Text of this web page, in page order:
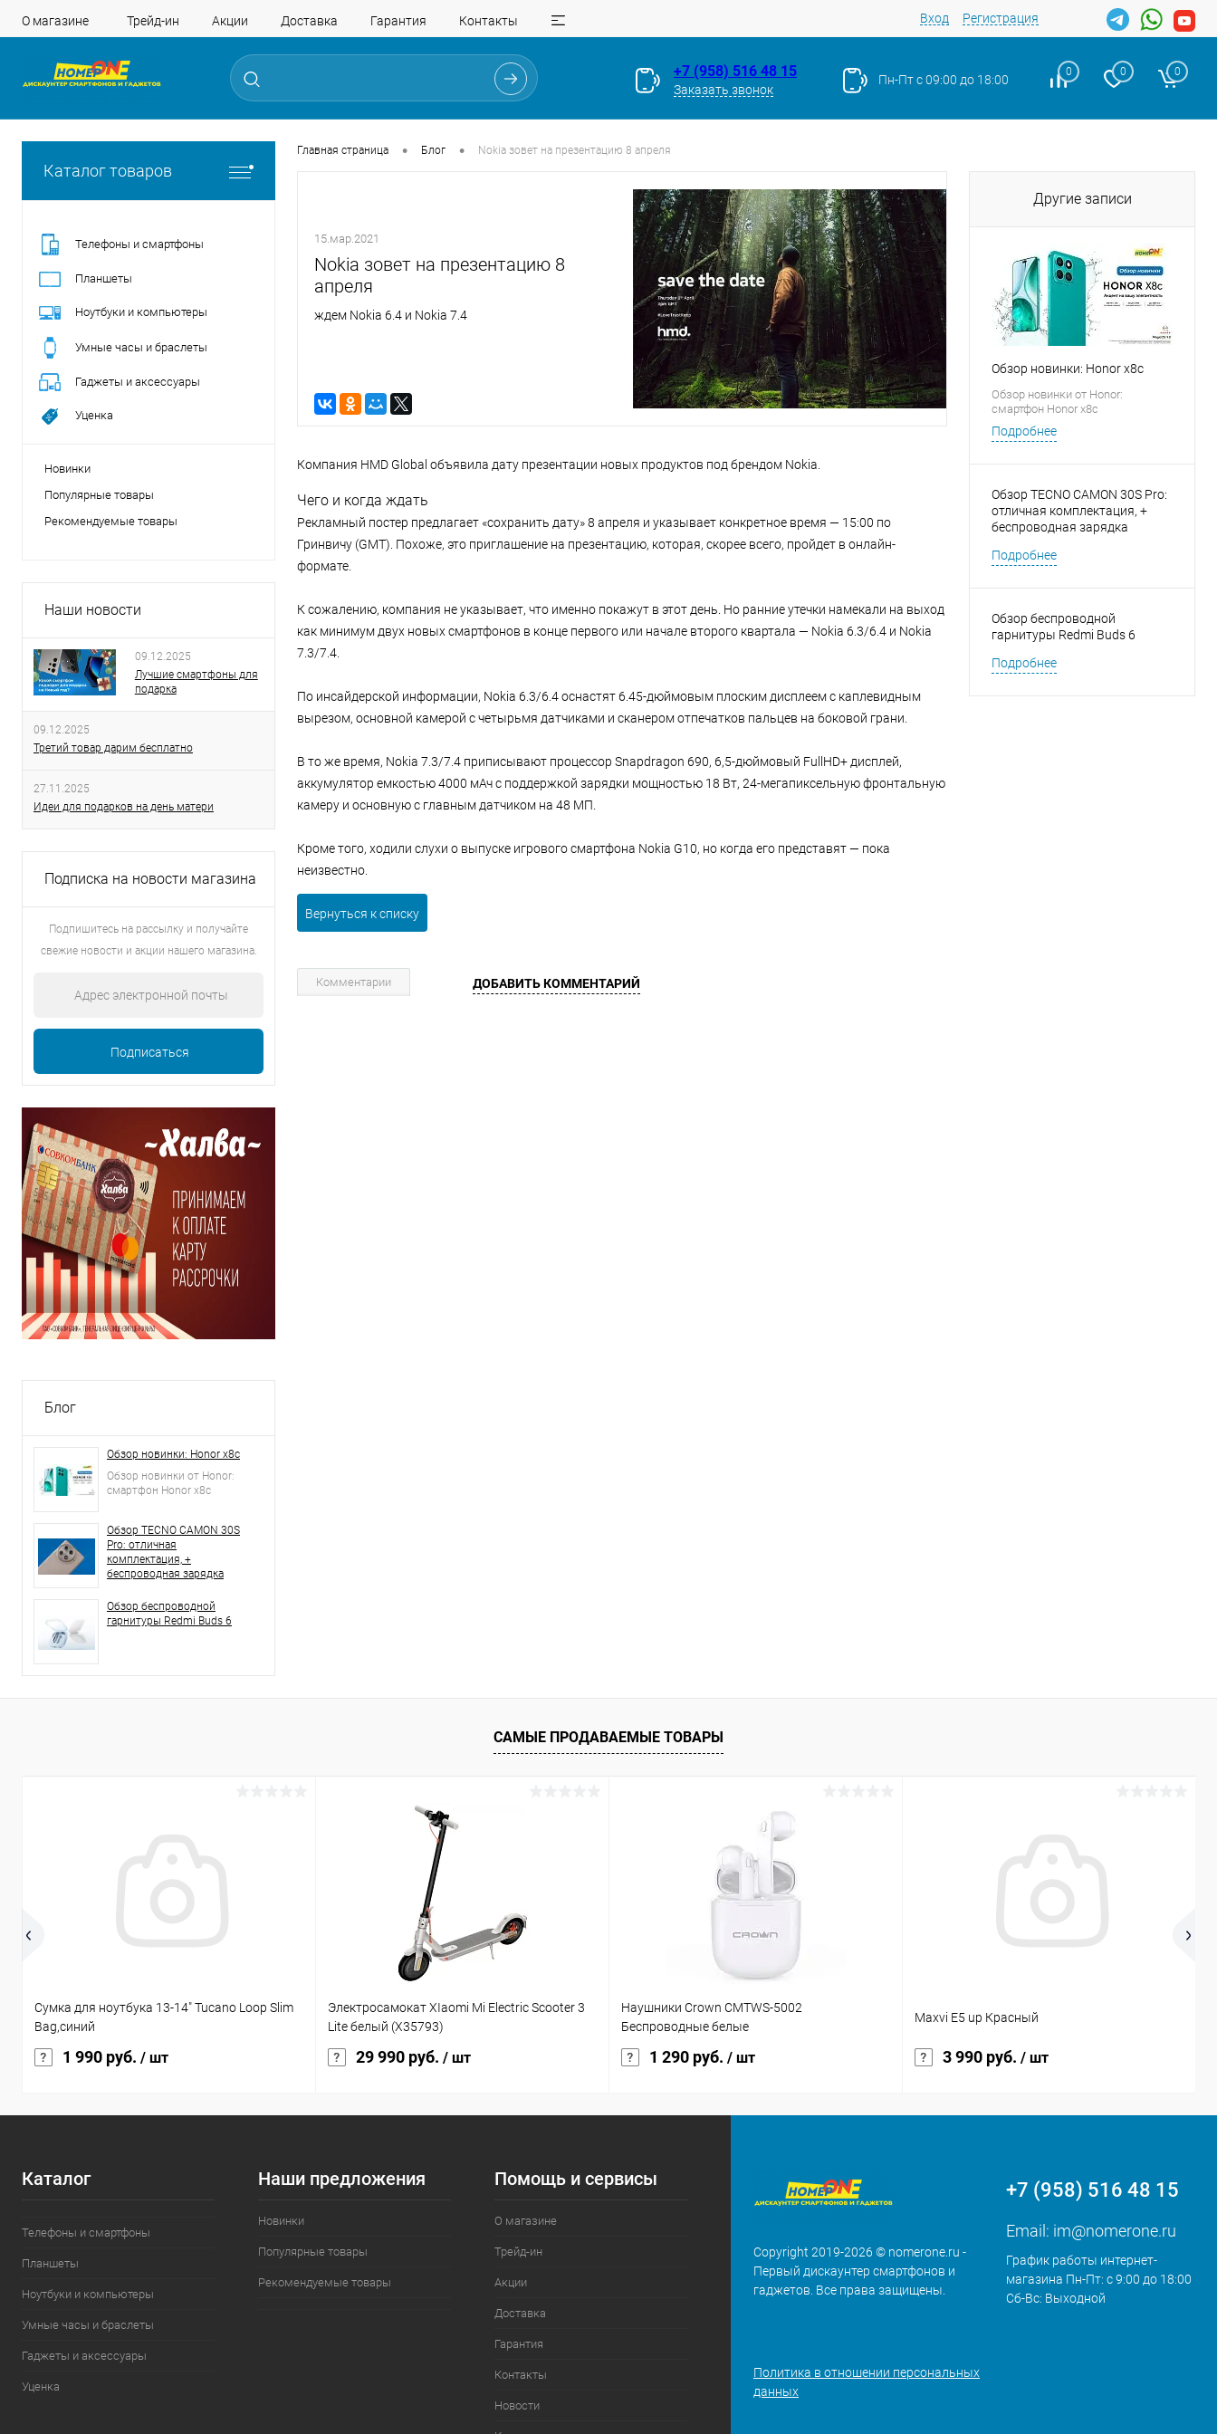
О магазине Трейд-ин Акции Доставка Гарантия Контакты Вход Регистрация
+7 (958) 516 48 15
Заказать звонок
Пн-Пт с 09:00 до 18:00
0 0 0
Каталог товаров
Телефоны и смартфоны
Планшеты
Ноутбуки и компьютеры
Умные часы и браслеты
Гаджеты и аксессуары
Уценка
Новинки
Популярные товары
Рекомендуемые товары
Наши новости
09.12.2025
Лучшие смартфоны для
подарка
09.12.2025
Третий товар дарим бесплатно
27.11.2025
Идеи для подарков на день матери
Подписка на новости магазина
Подпишитесь на рассылку и получайте
свежие новости и акции нашего магазина.
Блог
Обзор новинки: Honor x8c
Обзор новинки от Honor:
смартфон Honor x8c
Обзор TECNO CAMON 30S
Pro: отличная
комплектация, +
беспроводная зарядка
Обзор беспроводной
гарнитуры Redmi Buds 6
Главная страница • Блог • Nokia зовет на презентацию 8 апреля
15.мар.2021
Nokia зовет на презентацию 8
апреля
ждем Nokia 6.4 и Nokia 7.4
Компания HMD Global объявила дату презентации новых продуктов под брендом Nokia.
Чего и когда ждать
Рекламный постер предлагает «сохранить дату» 8 апреля и указывает конкретное время — 15:00 по
Гринвичу (GMT). Похоже, это приглашение на презентацию, которая, скорее всего, пройдет в онлайн-
формате.
К сожалению, компания не указывает, что именно покажут в этот день. Но ранние утечки намекали на выход
как минимум двух новых смартфонов в конце первого или начале второго квартала — Nokia 6.3/6.4 и Nokia
7.3/7.4.
По инсайдерской информации, Nokia 6.3/6.4 оснастят 6.45-дюймовым плоским дисплеем с каплевидным
вырезом, основной камерой с четырьмя датчиками и сканером отпечатков пальцев на боковой грани.
В то же время, Nokia 7.3/7.4 приписывают процессор Snapdragon 690, 6,5-дюймовый FullHD+ дисплей,
аккумулятор емкостью 4000 мАч с поддержкой зарядки мощностью 18 Вт, 24-мегапиксельную фронтальную
камеру и основную с главным датчиком на 48 МП.
Кроме того, ходили слухи о выпуске игрового смартфона Nokia G10, но когда его представят — пока
неизвестно.
Вернуться к списку
Другие записи
Обзор новинки: Honor x8c
Обзор новинки от Honor:
смартфон Honor x8c
Подробнее
Обзор TECNO CAMON 30S Pro:
отличная комплектация, +
беспроводная зарядка
Подробнее
Обзор беспроводной
гарнитуры Redmi Buds 6
Подробнее
Комментарии ДОБАВИТЬ КОММЕНТАРИЙ
САМЫЕ ПРОДАВАЕМЫЕ ТОВАРЫ
Сумка для ноутбука 13-14" Tucano Loop Slim
Bag,синий
1 990 руб. / шт
Электросамокат XIaomi Mi Electric Scooter 3
Lite белый (X35793)
29 990 руб. / шт
Наушники Crown CMTWS-5002
Беспроводные белые
1 290 руб. / шт
Maxvi E5 up Красный
3 990 руб. / шт
Каталог
Телефоны и смартфоны
Планшеты
Ноутбуки и компьютеры
Умные часы и браслеты
Гаджеты и аксессуары
Уценка
Наши предложения
Новинки
Популярные товары
Рекомендуемые товары
Помощь и сервисы
О магазине
Трейд-ин
Акции
Доставка
Гарантия
Контакты
Новости
Copyright 2019-2026 © nomerone.ru -
Первый дискаунтер смартфонов и
гаджетов. Все права защищены.
Политика в отношении персональных
данных
+7 (958) 516 48 15
Email: im@nomerone.ru
График работы интернет-
магазина Пн-Пт: с 9:00 до 18:00
Сб-Вс: Выходной